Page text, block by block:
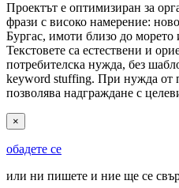
Проектът е оптимизиран за
фрази с високо намерение:
Бургас, имоти близо до
Текстовете са естествени и
потребителска нужда, без
keyword stuffing. При нужда от
позволява надграждане с
×
обадете се
или ни пишете и ние ще се